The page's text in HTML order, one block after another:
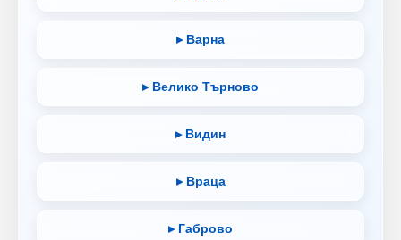
▸ Варна
▸ Велико Търново
▸ Видин
▸ Враца
▸ Габрово